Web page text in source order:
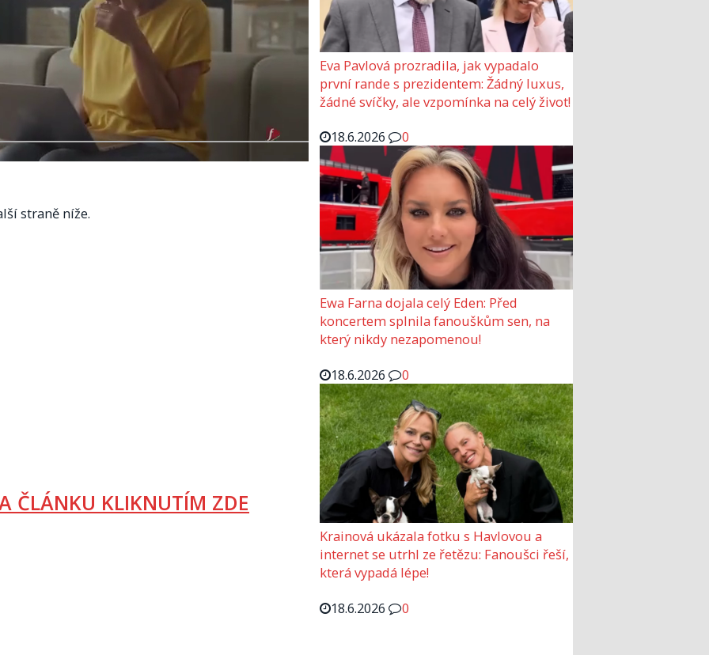
straně níže.
ČLÁNKU KLIKNUTÍM ZDE
Eva Pavlová prozradila, jak vypadalo
první rande s prezidentem: Žádný luxus,
žádné svíčky, ale vzpomínka na celý život!
18.6.2026
0
Ewa Farna dojala celý Eden: Před
koncertem splnila fanouškům sen, na
který nikdy nezapomenou!
18.6.2026
0
Krainová ukázala fotku s Havlovou a
internet se utrhl ze řetězu: Fanoušci řeší,
která vypadá lépe!
18.6.2026
0